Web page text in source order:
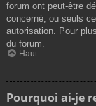
forum ont peut-être
concerné, ou seuls
autorisation. Pour
du forum.
Haut
Pourquoi ai-je